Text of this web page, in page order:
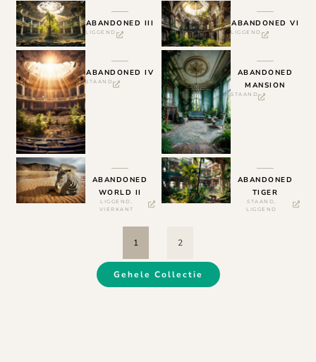
ABANDONED III
LIGGEND
ABANDONED VI
LIGGEND
ABANDONED IV
STAAND
ABANDONED
MANSION
STAAND
ABANDONED
WORLD II
LIGGEND ,
VIERKANT
ABANDONED
TIGER
STAAND,
LIGGEND
1 2
Gehele Collectie